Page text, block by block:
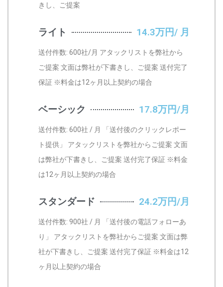
きし、ご提案
ライト 14.3万円/ 月
送付件数: 600社/月 アタックリストを弊社から
ご提案 文面は弊社が下書きし、ご提案 送付完了
保証 ※料金は12ヶ月以上契約の場合
ベーシック 17.8万円/月
送付件数: 600社 / 月 「送付後のクリックレポー
ト提供」 アタックリストを弊社からご提案 文面
は弊社が下書きし、ご提案 送付完了保証 ※料金
は12ヶ月以上契約の場合
スタンダード 24.2万円/月
送付件数: 900社 / 月 「送付後の電話フォローあ
り」 アタックリストを弊社からご提案 文面は弊
社が下書きし、ご提案 送付完了保証 ※料金は12
ヶ月以上契約の場合